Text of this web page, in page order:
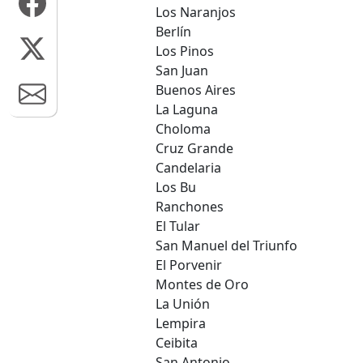
Los Naranjos
Berlín
Los Pinos
San Juan
Buenos Aires
La Laguna
Choloma
Cruz Grande
Candelaria
Los Bu
Ranchones
El Tular
San Manuel del Triunfo
El Porvenir
Montes de Oro
La Unión
Lempira
Ceibita